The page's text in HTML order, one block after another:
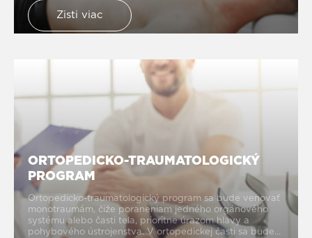
pracovisku.
Zisti viac
ORTOPEDICKO-TRAUMATOLOGICKÝ
PROGRAM
Ortopedicko-traumatologický program sa bude venovať
monotraumám, čiže poraneniam jedného orgánového
systému alebo časti tela, prioritne úrazom hlavy a
pohybového ústrojenstva. V ortopedickej časti sa bude